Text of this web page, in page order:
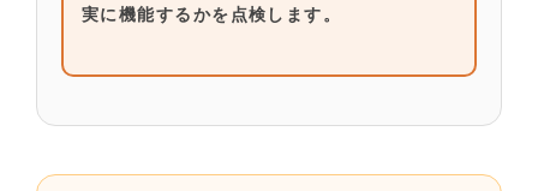
実に機能するかを点検します。